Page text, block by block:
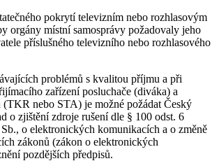
pokrytí televizním nebo rozhlasovým
orgány místní samosprávy požadovaly jeho
příslušného televizního nebo rozhlasového
problémů s kvalitou příjmu a při
zařízení posluchače (diváka) a
(TKR nebo STA) je možné požádat Český
o zjištění zdroje rušení dle § 100 odst. 6
o elektronických komunikacích a o změně
zákonů (zákon o elektronických
pozdějších předpisů.